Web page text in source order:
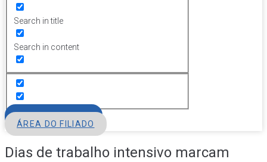
Search in title
Search in content
ÁREA DO FILIADO
Dias de trabalho intensivo marcam